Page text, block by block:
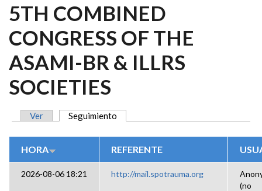
5TH COMBINED
CONGRESS OF THE
ASAMI-BR & ILLRS
SOCIETIES
Ver Seguimiento
HORA REFERENTE
2026-08-06 18:21 http://mail.spotrauma.org
(no